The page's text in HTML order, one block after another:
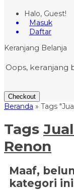
Halo, Guest!
Masuk
Daftar
Keranjang Belanja
Oops, keranjang
Checkout
Beranda » Tags
Tags
Renon
Maaf,
kategori